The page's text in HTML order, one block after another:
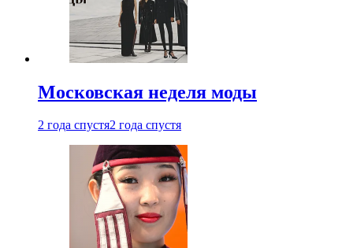
Московская неделя моды
2 года спустя2 года спустя